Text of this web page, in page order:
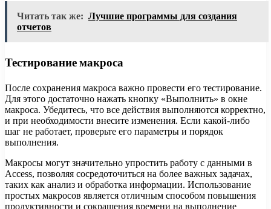
Читать так же: Лучшие программы для создания
отчетов
Тестирование макроса
После сохранения макроса важно провести его тестирование.
Для этого достаточно нажать кнопку «Выполнить» в окне
макроса. Убедитесь, что все действия выполняются корректно,
и при необходимости внесите изменения. Если какой-либо
шаг не работает, проверьте его параметры и порядок
выполнения.
Макросы могут значительно упростить работу с данными в
Access, позволяя сосредоточиться на более важных задачах,
таких как анализ и обработка информации. Использование
простых макросов является отличным способом повышения
продуктивности и сокращения времени на выполнение